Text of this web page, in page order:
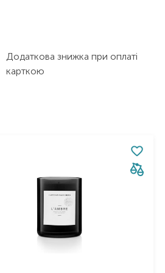
Додаткова знижка при оплаті
карткою